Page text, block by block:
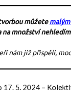
můžete
na množství
nám již přispěli,
17. 5. 2024–